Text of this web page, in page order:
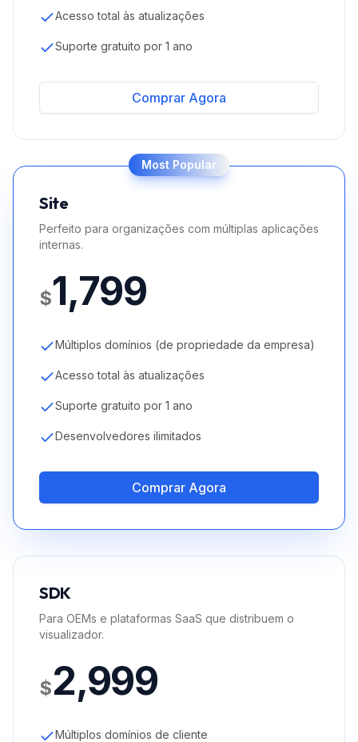
Acesso total às atualizações
Suporte gratuito por 1 ano
Comprar Agora
Most Popular
Site
Perfeito para organizações com múltiplas aplicações
internas.
$1,799
Múltiplos domínios (de propriedade da empresa)
Acesso total às atualizações
Suporte gratuito por 1 ano
Desenvolvedores ilimitados
Comprar Agora
SDK
Para OEMs e plataformas SaaS que distribuem o
visualizador.
$2,999
Múltiplos domínios de cliente